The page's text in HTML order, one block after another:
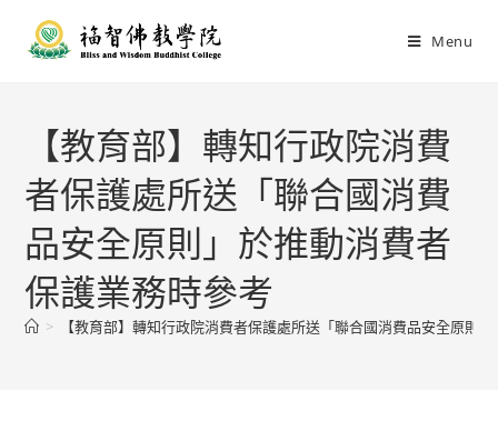
Menu
【教育部】轉知行政院消費
者保護處所送「聯合國消費
品安全原則」於推動消費者
保護業務時參考
> 【教育部】轉知行政院消費者保護處所送「聯合國消費品安全原則